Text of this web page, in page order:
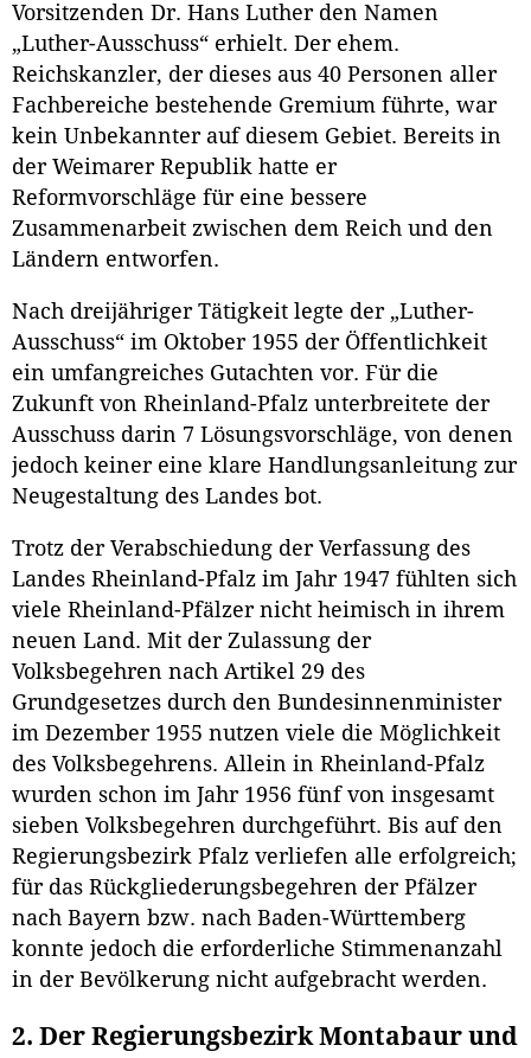
Vorsitzenden Dr. Hans Luther den Namen
„Luther-Ausschuss“ erhielt. Der ehem.
Reichskanzler, der dieses aus 40 Personen aller
Fachbereiche bestehende Gremium führte, war
kein Unbekannter auf diesem Gebiet. Bereits in
der Weimarer Republik hatte er
Reformvorschläge für eine bessere
Zusammenarbeit zwischen dem Reich und den
Ländern entworfen.
Nach dreijähriger Tätigkeit legte der „Luther-
Ausschuss“ im Oktober 1955 der Öffentlichkeit
ein umfangreiches Gutachten vor. Für die
Zukunft von Rheinland-Pfalz unterbreitete der
Ausschuss darin 7 Lösungsvorschläge, von denen
jedoch keiner eine klare Handlungsanleitung zur
Neugestaltung des Landes bot.
Trotz der Verabschiedung der Verfassung des
Landes Rheinland-Pfalz im Jahr 1947 fühlten sich
viele Rheinland-Pfälzer nicht heimisch in ihrem
neuen Land. Mit der Zulassung der
Volksbegehren nach Artikel 29 des
Grundgesetzes durch den Bundesinnenminister
im Dezember 1955 nutzen viele die Möglichkeit
des Volksbegehrens. Allein in Rheinland-Pfalz
wurden schon im Jahr 1956 fünf von insgesamt
sieben Volksbegehren durchgeführt. Bis auf den
Regierungsbezirk Pfalz verliefen alle erfolgreich;
für das Rückgliederungsbegehren der Pfälzer
nach Bayern bzw. nach Baden-Württemberg
konnte jedoch die erforderliche Stimmenanzahl
in der Bevölkerung nicht aufgebracht werden.
2. Der Regierungsbezirk Montabaur und